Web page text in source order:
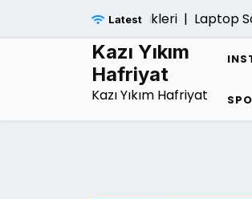
Latest
Ortak Ozellikleri |Laptop
Kazı Yıkım
Hafriyat
Kazı Yıkım Hafriyat